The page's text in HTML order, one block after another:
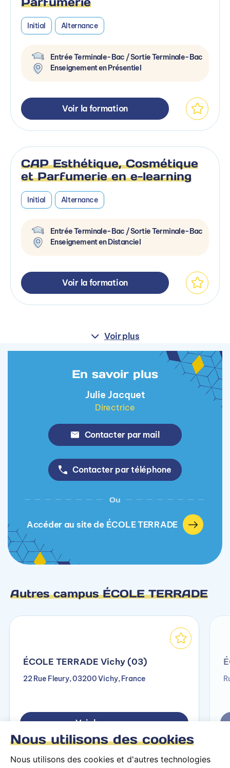
Nous utilisons des cookies
Nous utilisons des cookies et d'autres technologies
Initial Alternance
Entrée Terminale-Bac / Sortie Terminale-Bac
Enseignement en Présentiel
Voir la formation
CAP Esthétique, Cosmétique
et Parfumerie en e-learning
Initial Alternance
Entrée Terminale-Bac / Sortie Terminale-Bac
Enseignement en Distanciel
Voir la formation
Voir plus
En savoir plus
Julie Jacquet
Directrice
Contacter par mail
Contacter par téléphone
Ou
Accéder au site de ÉCOLE TERRADE
Autres campus ÉCOLE TERRADE
ÉCOLE TERRADE Vichy (03)
22 Rue Fleury, 03200 Vichy, France
Voir le campus